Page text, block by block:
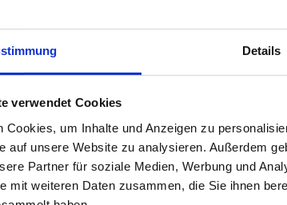
Details
verwendet Cookies
Cookies, um Inhalte und Anzeigen zu
auf unsere Website zu analysieren. Außerdem
Partner für soziale Medien, Werbung und
mit weiteren Daten zusammen, die Sie ihnen
Zentrum
Univ.-